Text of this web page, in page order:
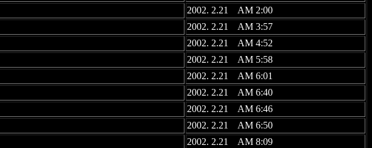
2002. 2.21 AM 2:00
2002. 2.21 AM 3:57
2002. 2.21 AM 4:52
2002. 2.21 AM 5:58
2002. 2.21 AM 6:01
2002. 2.21 AM 6:40
2002. 2.21 AM 6:46
2002. 2.21 AM 6:50
2002. 2.21 AM 8:09